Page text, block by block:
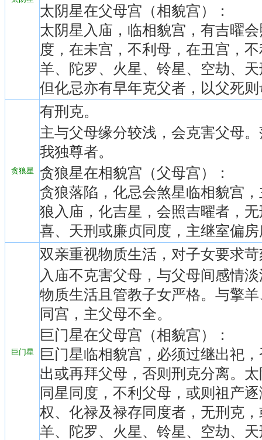
太阴星在父母宫（相貌宫）：
太阴星入庙，临相貌宫，有吉曜
度，在未宫，不利母，在丑宫，
羊、陀罗、火星、铃星、空劫、
但化忌亦有早年克父者，以父死
贪狼星
有刑克。
主与父母缘分较浅，会克害父母
我独尊者。
贪狼星在相貌宫（父母宫）：
贪狼落陷，化忌会煞星临相貌宫
狼入庙，化吉星，会照吉曜者，
喜、天刑或廉贞同度，主继室偏
巨门星
双亲重视物质生活，对子女要求
入庙不克害父母，与父母间感情
物质生活且管教子女严格。与擎
同宫，主父母不全。
巨门星在父母宫（相貌宫）：
巨门星临相貌宫，必须过继出祀
出或再拜父母，否则刑克分离。
同星同度，不利父母，或则祖产
权、化禄及禄存同度者，无刑克
羊、陀罗、火星、铃星、空劫、